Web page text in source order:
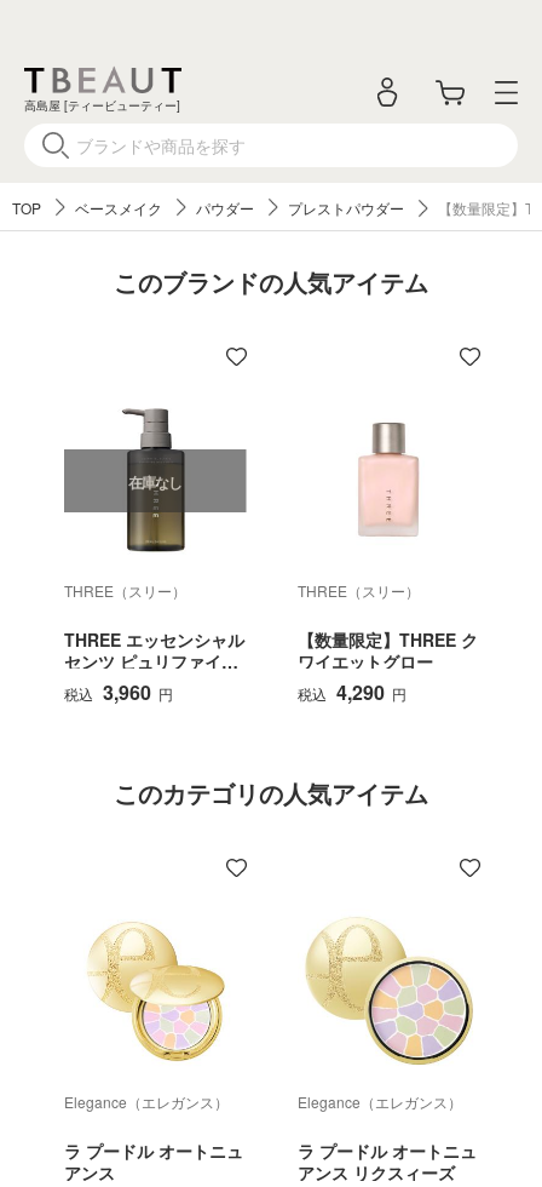
高島屋 [ティービューティー]
TOP ベースメイク パウダー プレストパウダー 【数量限定】
このブランドの人気アイテム
在庫なし
THREE（スリー）
THREE エッセンシャル
センツ ピュリファイン
グ ボディウォッシュ
税込 3,960 円
THREE（スリー）
【数量限定】THREE ク
ワイエットグロー
税込 4,290 円
このカテゴリの人気アイテム
Elegance（エレガンス）
ラ プードル オートニュ
アンス
Elegance（エレガンス）
ラ プードル オートニュ
アンス リクスィーズ